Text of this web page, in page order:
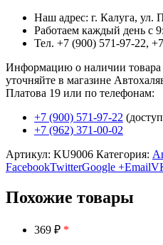
Наш адрес: г. Калуга, ул.
Работаем каждый день с
Тел. +7 (900) 571-97-22,
Информацию о наличии
уточняйте в магазине
Платова 19 или по телефонам:
+7 (900) 571-97-22
+7 (962) 371-00-02
Артикул: KU9006 Категория:
FacebookTwitterGoogle +Email
Похожие товары
369 ₽ *